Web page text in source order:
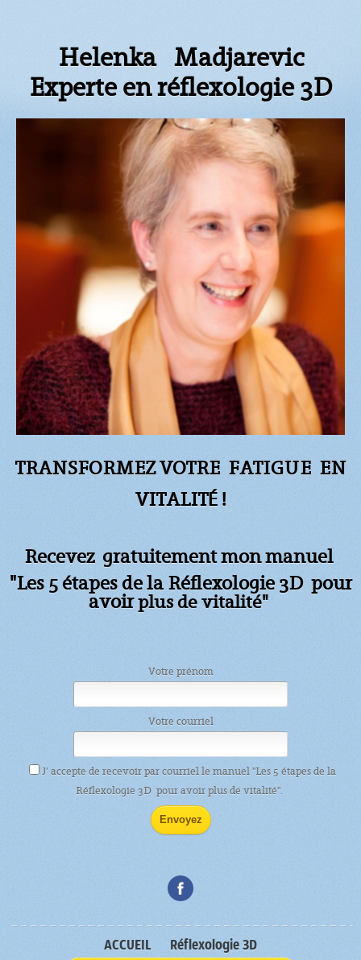
Helenka Madjarevic
Experte en réflexologie 3D
TRANSFORMEZ VOTRE FATIGUE EN
VITALITÉ !
Recevez gratuitement mon manuel
"Les 5 étapes de la Réflexologie 3D pour
avoirplus de vitalité"
Votre prénom
Votre courriel
J’ accepte de recevoir par courriel le manuel "Les 5 étapes de la
Réflexologie 3D pour avoir plus de vitalité".
ACCUEIL
Réflexologie 3D